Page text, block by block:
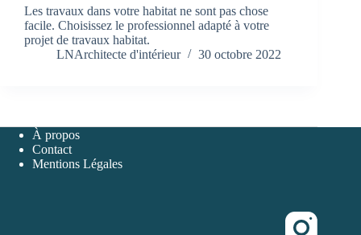
Les travaux dans votre habitat ne sont pas chose
facile. Choisissez le professionnel adapté à votre
projet de travaux habitat.
LNArchitecte d'intérieur
30 octobre 2022
À propos
Contact
Mentions Légales